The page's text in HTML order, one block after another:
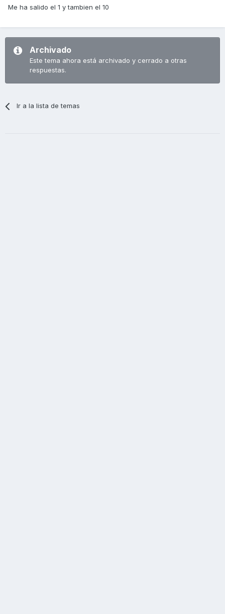
Me ha salido el 1 y tambien el 10
Archivado
Este tema ahora está archivado y cerrado a otras
respuestas.
Ir a la lista de temas